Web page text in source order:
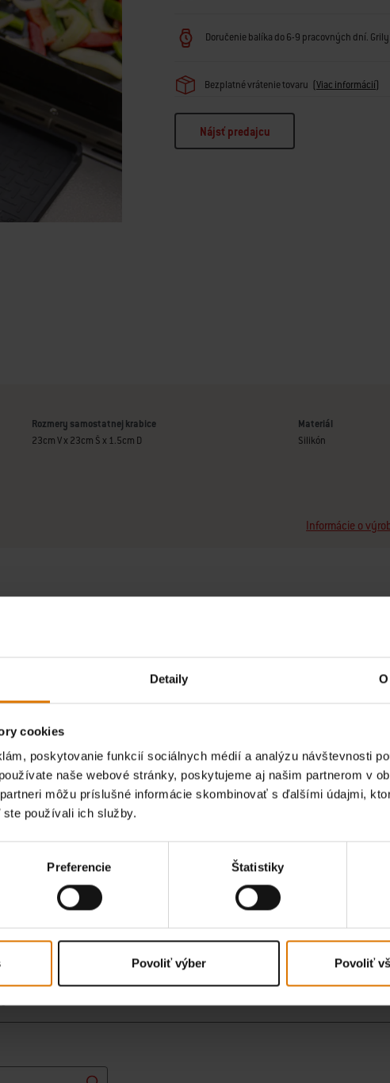
Detaily
cookies
poskytovanie funkcií sociálnych médií a analýzu návštevnosti
naše webové stránky, poskytujeme aj našim partnerom v
môžu príslušné informácie skombinovať s ďalšími údajmi,
používali ich služby.
Preferencie Štatistiky
Povoliť výber Povoliť
Doručenie balíka do 6-9 pracovných dní.
Bezplatné vrátenie tovaru (Viac informácií)
Nájsť predajcu
Rozmery samostatnej krabice
23cm V x 23cm Š x 1.5cm D
Materiál
Silikón
Informácie o
si názory ostatných